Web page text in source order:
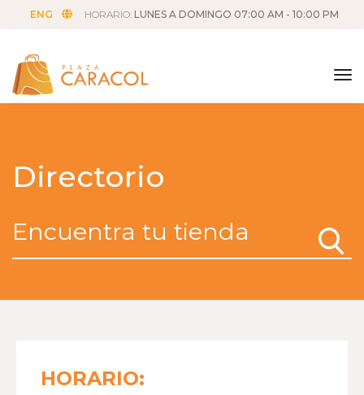
ENG HORARIO: LUNES A DOMINGO 07:00 AM - 10:00 PM
Directorio
HORARIO: